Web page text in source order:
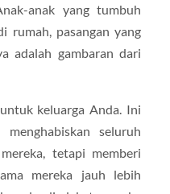
anak yang tumbuh
rumah, pasangan yang
adalah gambaran dari
keluarga Anda. Ini
seluruh
tetapi memberi
mereka jauh lebih